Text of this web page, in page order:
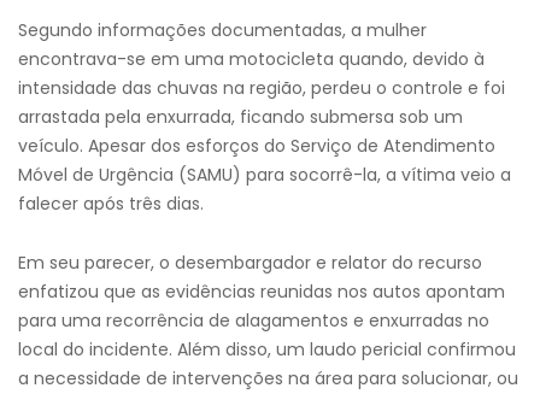
Segundo informações documentadas, a mulher
encontrava-se em uma motocicleta quando, devido à
intensidade das chuvas na região, perdeu o controle e foi
arrastada pela enxurrada, ficando submersa sob um
veículo. Apesar dos esforços do Serviço de Atendimento
Móvel de Urgência (SAMU) para socorrê-la, a vítima veio a
falecer após três dias.
Em seu parecer, o desembargador e relator do recurso
enfatizou que as evidências reunidas nos autos apontam
para uma recorrência de alagamentos e enxurradas no
local do incidente. Além disso, um laudo pericial confirmou
a necessidade de intervenções na área para solucionar, ou